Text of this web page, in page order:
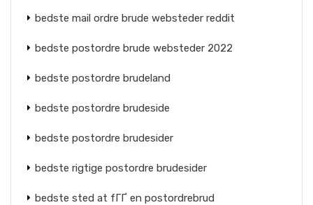
bedste mail ordre brude websteder reddit
bedste postordre brude websteder 2022
bedste postordre brudeland
bedste postordre brudeside
bedste postordre brudesider
bedste rigtige postordre brudesider
bedste sted at fГҐ en postordrebrud